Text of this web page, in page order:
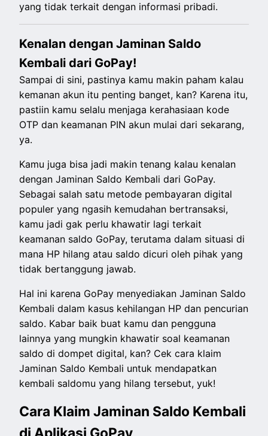
yang tidak terkait dengan informasi pribadi.
Kenalan dengan Jaminan Saldo
Kembali dari GoPay!
Sampai di sini, pastinya kamu makin paham kalau
kemanan akun itu penting banget, kan? Karena itu,
pastiin kamu selalu menjaga kerahasiaan kode
OTP dan keamanan PIN akun mulai dari sekarang,
ya.
Kamu juga bisa jadi makin tenang kalau kenalan
dengan Jaminan Saldo Kembali dari GoPay.
Sebagai salah satu metode pembayaran digital
populer yang ngasih kemudahan bertransaksi,
kamu jadi gak perlu khawatir lagi terkait
keamanan saldo GoPay, terutama dalam situasi di
mana HP hilang atau saldo dicuri oleh pihak yang
tidak bertanggung jawab.
Hal ini karena GoPay menyediakan Jaminan Saldo
Kembali dalam kasus kehilangan HP dan pencurian
saldo. Kabar baik buat kamu dan pengguna
lainnya yang mungkin khawatir soal keamanan
saldo di dompet digital, kan? Cek cara klaim
Jaminan Saldo Kembali untuk mendapatkan
kembali saldomu yang hilang tersebut, yuk!
Cara Klaim Jaminan Saldo Kembali